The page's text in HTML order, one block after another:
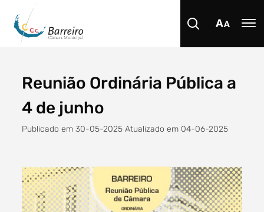
Procurar
Tipo de conteúdo
Reunião Ordinária Pública a
4 de junho
Publicado em 30-05-2025 Atualizado em 04-06-2025